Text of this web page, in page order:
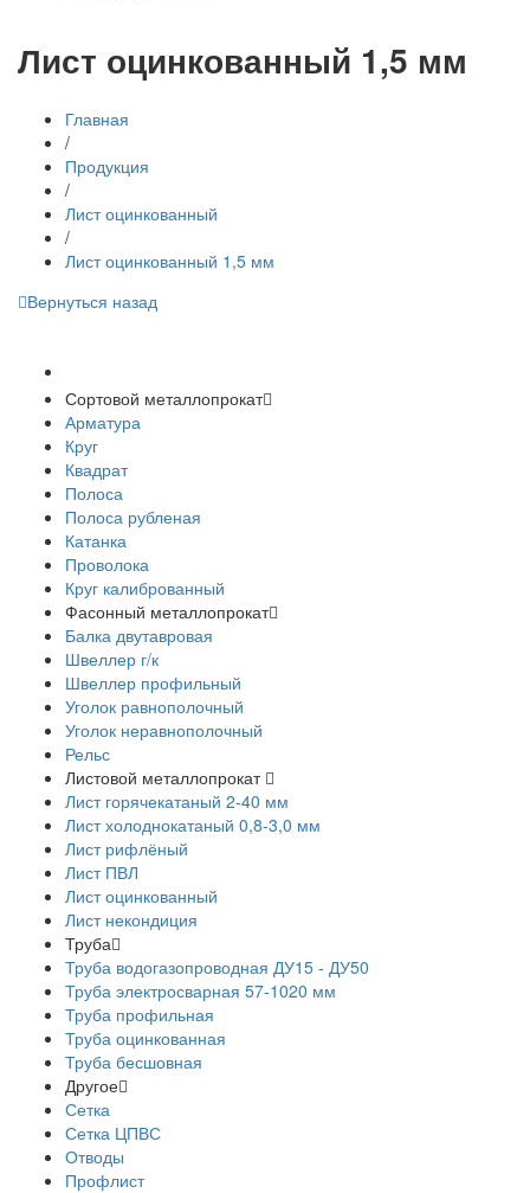
Лист оцинкованный 1,5 мм
Главная
/
Продукция
/
Лист оцинкованный
/
Лист оцинкованный 1,5 мм
Вернуться назад
Сортовой металлопрокат
Арматура
Круг
Квадрат
Полоса
Полоса рубленая
Катанка
Проволока
Круг калиброванный
Фасонный металлопрокат
Балка двутавровая
Швеллер г/к
Швеллер профильный
Уголок равнополочный
Уголок неравнополочный
Рельс
Листовой металлопрокат
Лист горячекатаный 2-40 мм
Лист холоднокатаный 0,8-3,0 мм
Лист рифлёный
Лист ПВЛ
Лист оцинкованный
Лист некондиция
Труба
Труба водогазопроводная ДУ15 - ДУ50
Труба электросварная 57-1020 мм
Труба профильная
Труба оцинкованная
Труба бесшовная
Другое
Сетка
Сетка ЦПВС
Отводы
Профлист